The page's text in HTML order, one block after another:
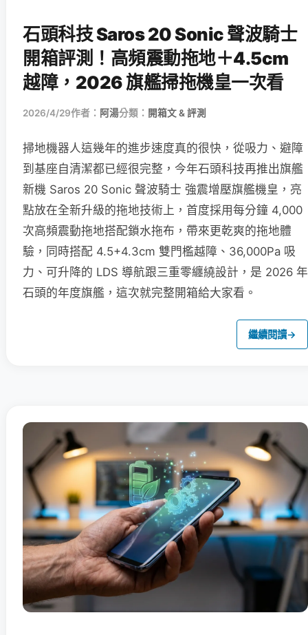
石頭科技 Saros 20 Sonic 聲波騎士
開箱評測！高頻震動拖地＋4.5cm
越障，2026 旗艦掃拖機皇一次看
2026/4/29作者： 阿湯分類： 開箱文 & 評測
掃地機器人這幾年的進步速度真的很快，從吸力、避障
到基座自清潔都已經很完整，今年石頭科技再推出旗艦
新機 Saros 20 Sonic 聲波騎士 強震增壓旗艦機皇，亮
點放在全新升級的拖地技術上，首度採用每分鐘 4,000
次高頻震動拖地搭配鎖水拖布，帶來更乾爽的拖地體
驗，同時搭配 4.5+4.3cm 雙門檻越障、36,000Pa 吸
力、可升降的 LDS 導航跟三重零纏繞設計，是 2026 年
石頭的年度旗艦，這次就完整開箱給大家看。
繼續閱讀→